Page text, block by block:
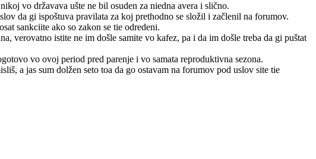
vo državava ušte ne bil osuden za niedna avera i slično.
da gi ispoštuva pravilata za koj prethodno se složil i začlenil na forumov.
sankciite ako so zakon se tie odredeni.
verovatno istite ne im došle samite vo kafez, pa i da im došle treba da gi puštat
vo ovoj period pred parenje i vo samata reproduktivna sezona.
a jas sum dolžen seto toa da go ostavam na forumov pod uslov site tie